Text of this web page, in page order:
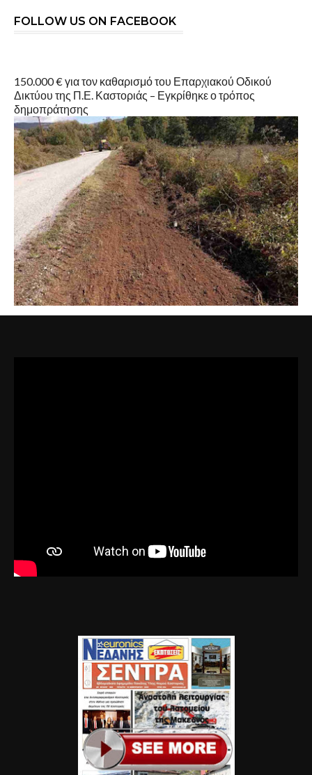
FOLLOW US ON FACEBOOK
150.000 € για τον καθαρισμό του Επαρχιακού Οδικού
Δικτύου της Π.Ε. Καστοριάς – Εγκρίθηκε ο τρόπος
δημοπράτησης